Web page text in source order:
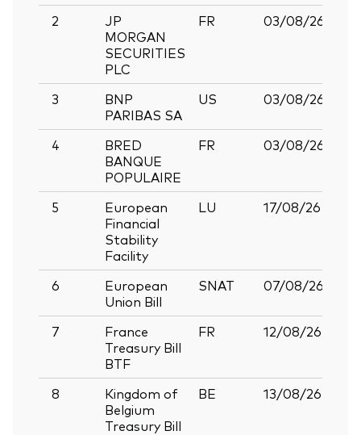
2
JP
MORGAN
SECURITIES
PLC
FR 03/08/26
3
BNP
PARIBAS SA
US 03/08/26
4
BRED
BANQUE
POPULAIRE
FR 03/08/26
5
European
Financial
Stability
Facility
LU 17/08/26
6
European
Union Bill
SNAT 07/08/26
7
France
Treasury Bill
BTF
FR 12/08/26
8
Kingdom of
Belgium
Treasury Bill
BE 13/08/26